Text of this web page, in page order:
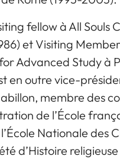
fellow à All Souls
et Visiting
Advanced Study à
en outre vice-
membre des
de l’École
Nationale des
d’Histoire